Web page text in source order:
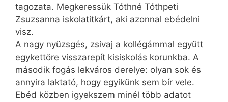
tagozata. Megkeressük Tóthné Tóthpeti
Zsuzsanna iskolatitkárt, aki azonnal ebédelni
visz.
A nagy nyüzsgés, zsivaj a kollégámmal együtt
egykettőre visszarepít kisiskolás korunkba. A
második fogás lekváros derelye: olyan sok és
annyira laktató, hogy egyikünk sem bír vele.
Ebéd közben igyekszem minél több adatot